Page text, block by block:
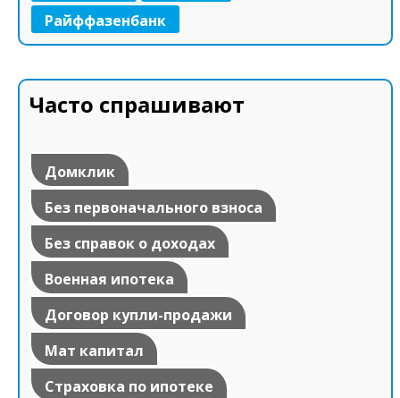
Райффазенбанк
Часто спрашивают
Домклик
Без первоначального взноса
Без справок о доходах
Военная ипотека
Договор купли-продажи
Мат капитал
Страховка по ипотеке